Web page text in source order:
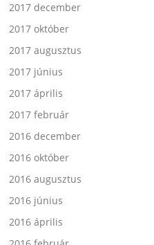
2017 december
2017 október
2017 augusztus
2017 június
2017 április
2017 február
2016 december
2016 október
2016 augusztus
2016 június
2016 április